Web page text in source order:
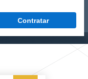
Contratar